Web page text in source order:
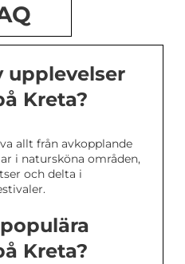
upplevelser
Kreta?
allt från avkopplande
i natursköna områden,
och delta i
Kreta?